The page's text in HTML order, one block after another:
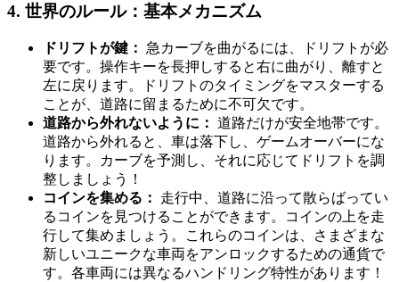
4. 世界のルール：基本メカニズム
ドリフトが鍵：
急カーブを曲がるには、ドリフトが必
要です。操作キーを長押しすると右に曲がり、離すと
左に戻ります。ドリフトのタイミングをマスターする
ことが、道路に留まるために不可欠です。
道路から外れないように： 道路だけが安全地帯です。
道路から外れると、車は落下し、ゲームオーバーにな
ります。カーブを予測し、それに応じてドリフトを調
整しましょう！
コインを集める：
走行中、道路に沿って散らばってい
るコインを見つけることができます。コインの上を走
行して集めましょう。これらのコインは、さまざまな
新しいユニークな車両をアンロックするための通貨で
す。各車両には異なるハンドリング特性があります！